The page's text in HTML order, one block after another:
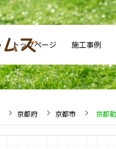
トップページ 施工事例
京都府 京都市 京都